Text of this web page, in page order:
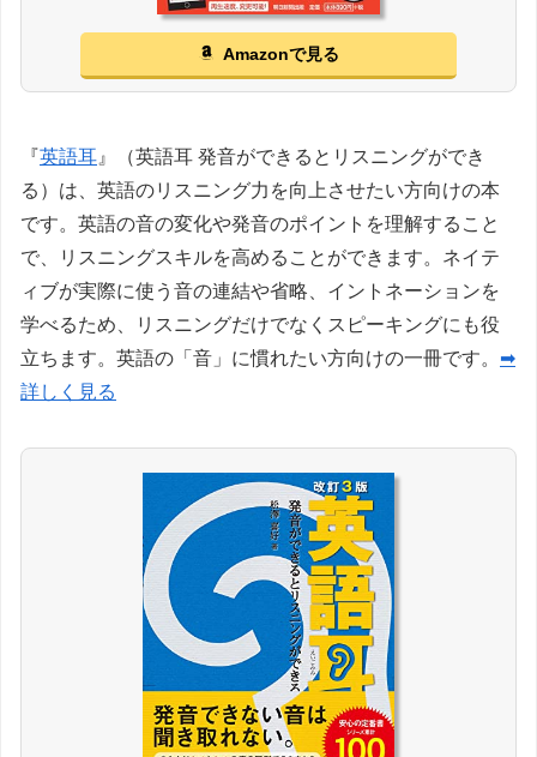
Amazonで見る
『英語耳 』（英語耳 発音ができるとリスニングができ
る）は、英語のリスニング力を向上させたい方向けの本
です。英語の音の変化や発音のポイントを理解すること
で、リスニングスキルを高めることができます。ネイテ
ィブが実際に使う音の連結や省略、イントネーションを
学べるため、リスニングだけでなくスピーキングにも役
立ちます。英語の「音」に慣れたい方向けの一冊です。 ➡
詳しく見る